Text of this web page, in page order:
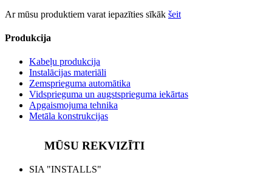
Ar mūsu produktiem varat iepazīties sīkāk šeit
Produkcija
Kabeļu produkcija
Instalācijas materiāli
Zemsprieguma automātika
Vidsprieguma un augstsprieguma iekārtas
Apgaismojuma tehnika
Metāla konstrukcijas
MŪSU REKVIZĪTI
SIA "INSTALLS"